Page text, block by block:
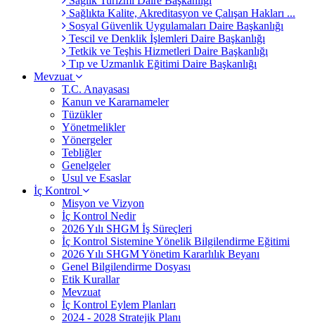
Sağlıkta Kalite, Akreditasyon ve Çalışan Hakları ...
Sosyal Güvenlik Uygulamaları Daire Başkanlığı
Tescil ve Denklik İşlemleri Daire Başkanlığı
Tetkik ve Teşhis Hizmetleri Daire Başkanlığı
Tıp ve Uzmanlık Eğitimi Daire Başkanlığı
Mevzuat
T.C. Anayasası
Kanun ve Kararnameler
Tüzükler
Yönetmelikler
Yönergeler
Tebliğler
Genelgeler
Usul ve Esaslar
İç Kontrol
Misyon ve Vizyon
İç Kontrol Nedir
2026 Yılı SHGM İş Süreçleri
İç Kontrol Sistemine Yönelik Bilgilendirme Eğitimi
2026 Yılı SHGM Yönetim Kararlılık Beyanı
Genel Bilgilendirme Dosyası
Etik Kurallar
Mevzuat
İç Kontrol Eylem Planları
2024 - 2028 Stratejik Planı